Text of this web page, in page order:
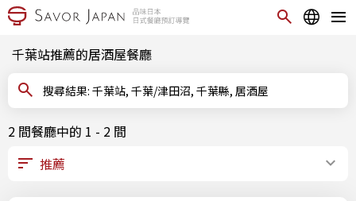
千葉站推薦的居酒屋餐廳
搜尋結果: 千葉站, 千葉/津田沼, 千葉縣, 居酒屋
2 間餐廳中的 1 - 2 間